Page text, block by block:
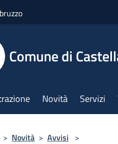
Comune di
Novità Servizi
> Novità > Avvisi >